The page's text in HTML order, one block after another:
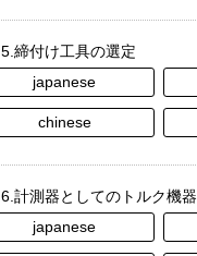
5.締付け工具の選定
japanese
chinese
6.計測器としてのトルク機器
japanese